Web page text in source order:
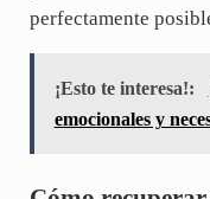
perfectamente
¡Esto te interesa!:
emocionales y